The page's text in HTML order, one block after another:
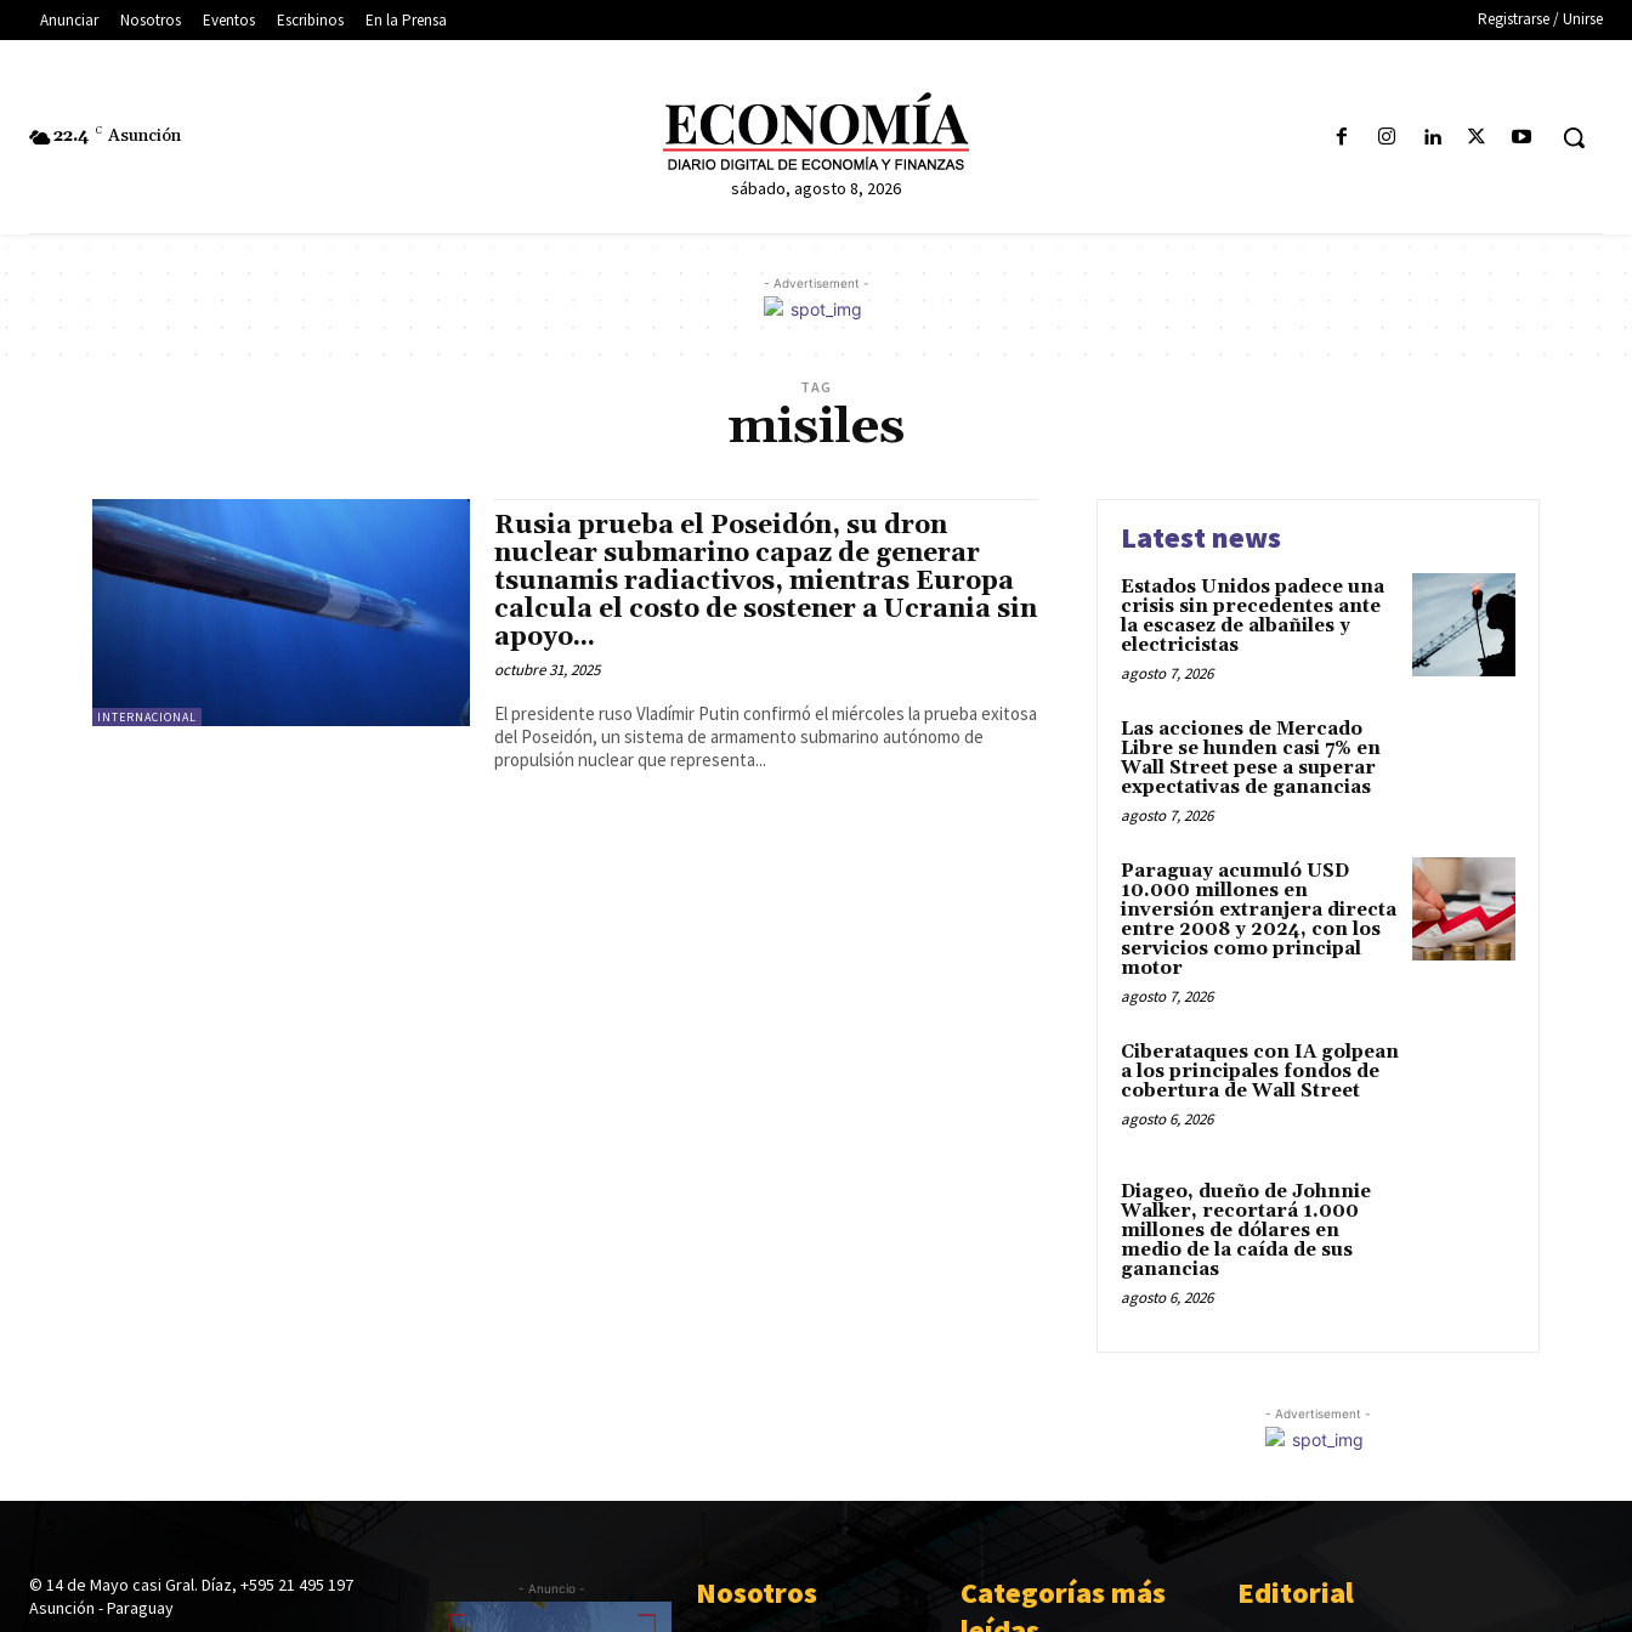
Anunciar Nosotros Eventos Escribinos En la Prensa Registrarse / Unirse
22.4 C Asunción
sábado, agosto 8, 2026
- Advertisement -
TAG
misiles
INTERNACIONAL
Rusia prueba el Poseidón, su dron
nuclear submarino capaz de generar
tsunamis radiactivos, mientras Europa
calcula el costo de sostener a Ucrania sin
apoyo...
octubre 31, 2025
El presidente ruso Vladímir Putin confirmó el miércoles la prueba exitosa
del Poseidón, un sistema de armamento submarino autónomo de
propulsión nuclear que representa...
Latest news
Estados Unidos padece una
crisis sin precedentes ante
la escasez de albañiles y
electricistas
agosto 7, 2026
Las acciones de Mercado
Libre se hunden casi 7% en
Wall Street pese a superar
expectativas de ganancias
agosto 7, 2026
Paraguay acumuló USD
10.000 millones en
inversión extranjera directa
entre 2008 y 2024, con los
servicios como principal
motor
agosto 7, 2026
Ciberataques con IA golpean
a los principales fondos de
cobertura de Wall Street
agosto 6, 2026
Diageo, dueño de Johnnie
Walker, recortará 1.000
millones de dólares en
medio de la caída de sus
ganancias
agosto 6, 2026
- Advertisement -
© 14 de Mayo casi Gral. Díaz, +595 21 495 197
Asunción - Paraguay
- Anuncio - Nosotros
Categorías más
Editorial